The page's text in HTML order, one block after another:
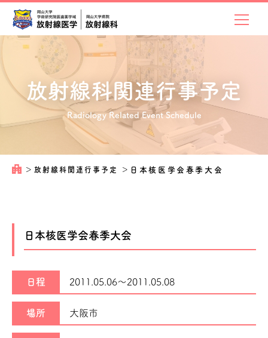
放射線科関連行事予定
Radiology Related Event Schedule
＞ 放射線科関連行事予定 ＞ 日本核医学会春季大会
日本核医学会春季大会
日程 2011.05.06～2011.05.08
場所 大阪市